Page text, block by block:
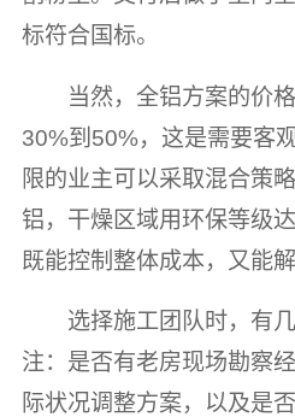
标符合国标。
当然，全铝方案的价
30%到50%，这是需要客
限的业主可以采取混合
铝，干燥区域用环保等级
既能控制整体成本，又能
选择施工团队时，有
注：是否有老房现场勘察
际状况调整方案，以及是